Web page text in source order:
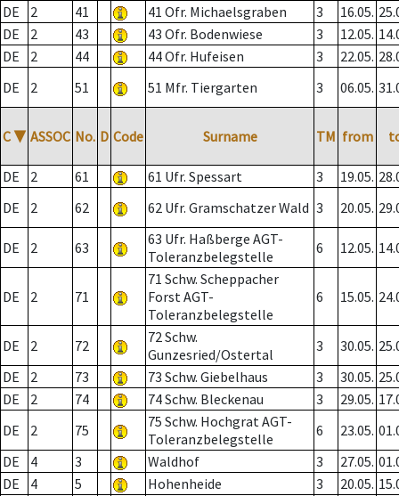
DE
2 41 41 Ofr. Michaelsgraben 3 16.05.
DE
2 43 43 Ofr. Bodenwiese 3 12.05.
DE
2 44 44 Ofr. Hufeisen 3 22.05.
DE
2 51 51 Mfr. Tiergarten 3 06.05.
C ▼ ASSOC No. D Code Surname TM from
DE 2 61 61 Ufr. Spessart 3 19.05.
DE
2 62 62 Ufr. Gramschatzer Wald 3 20.05.
DE 2 63
63 Ufr. Haßberge AGT-
Toleranzbelegstelle
6 12.05.
DE 2 71
71 Schw. Scheppacher
Forst AGT-
Toleranzbelegstelle
6 15.05.
DE 2 72
72 Schw.
Gunzesried/Ostertal
3 30.05.
DE
2 73 73 Schw. Giebelhaus 3 30.05.
DE
2 74 74 Schw. Bleckenau 3 29.05.
DE
2 75
75 Schw. Hochgrat AGT-
Toleranzbelegstelle
6 23.05.
DE
4 3 Waldhof 3 27.05.
DE
4 5 Hohenheide 3 20.05.